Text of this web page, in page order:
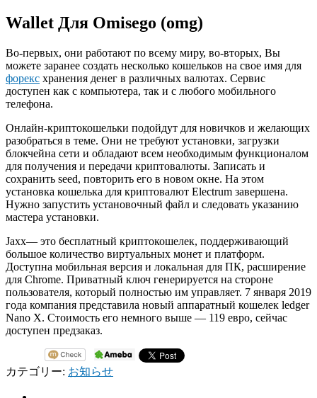
Wallet Для Omisego (omg)
Во-первых, они работают по всему миру, во-вторых, Вы
можете заранее создать несколько кошельков на свое имя для
форекс хранения денег в различных валютах. Сервис
доступен как с компьютера, так и с любого мобильного
телефона.
Онлайн-криптокошельки подойдут для новичков и желающих
разобраться в теме. Они не требуют установки, загрузки
блокчейна сети и обладают всем необходимым функционалом
для получения и передачи криптовалюты. Записать и
сохранить seed, повторить его в новом окне. На этом
установка кошелька для криптовалют Electrum завершена.
Нужно запустить установочный файл и следовать указанию
мастера установки.
Jaxx— это бесплатный криптокошелек, поддерживающий
большое количество виртуальных монет и платформ.
Доступна мобильная версия и локальная для ПК, расширение
для Chrome. Приватный ключ генерируется на стороне
пользователя, который полностью им управляет. 7 января 2019
года компания представила новый аппаратный кошелек ledger
Nano X. Стоимость его немного выше — 119 евро, сейчас
доступен предзаказ.
カテゴリー: お知らせ